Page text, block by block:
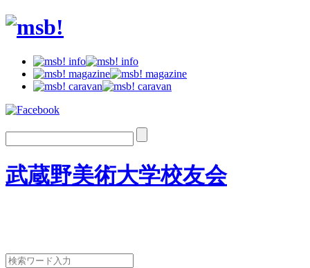
武蔵野美術大学校友会